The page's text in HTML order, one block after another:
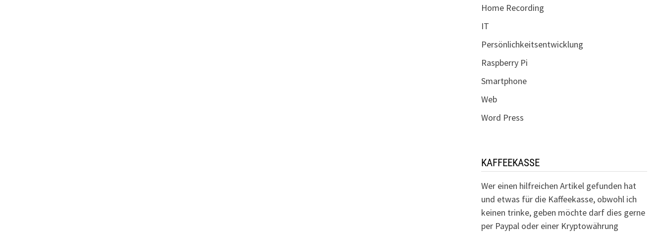
Home Recording
IT
Persönlichkeitsentwicklung
Raspberry Pi
Smartphone
Web
Word Press
KAFFEEKASSE
Wer einen hilfreichen Artikel gefunden hat
und etwas für die Kaffeekasse, obwohl ich
keinen trinke, geben möchte darf dies gerne
per Paypal oder einer Kryptowährung